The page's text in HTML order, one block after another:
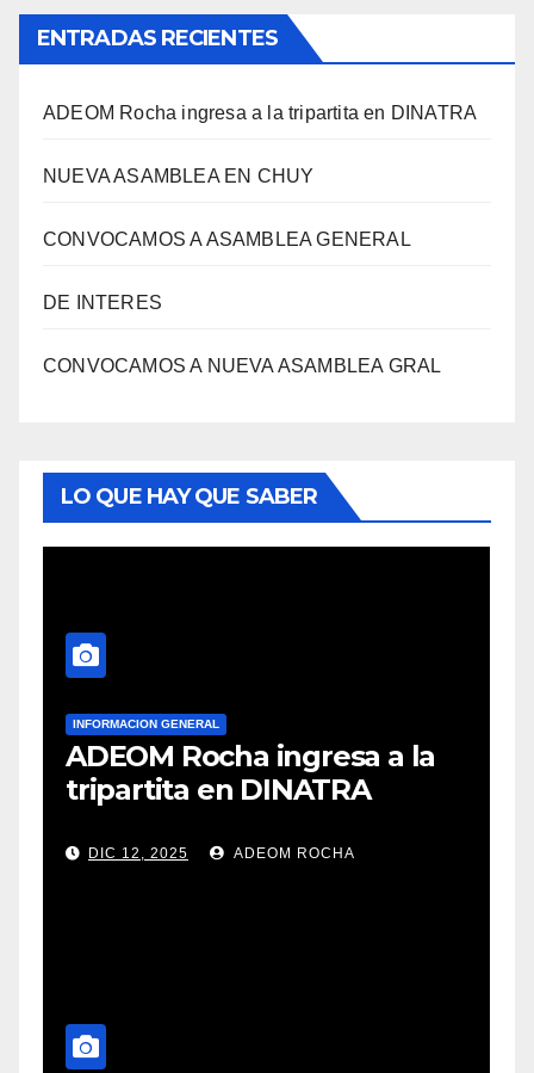
ENTRADAS RECIENTES
ADEOM Rocha ingresa a la tripartita en DINATRA
NUEVA ASAMBLEA EN CHUY
CONVOCAMOS A ASAMBLEA GENERAL
DE INTERES
CONVOCAMOS A NUEVA ASAMBLEA GRAL
LO QUE HAY QUE SABER
INFORMACION GENERAL
ADEOM Rocha ingresa a la
tripartita en DINATRA
DIC 12, 2025 ADEOM ROCHA